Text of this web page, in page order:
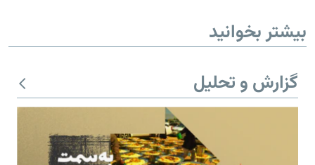
بیشتر بخوانید
گزارش و تحلیل